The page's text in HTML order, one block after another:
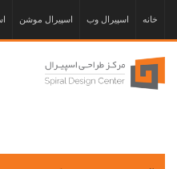
خانه اسپیرال وب اسپیرال موشن